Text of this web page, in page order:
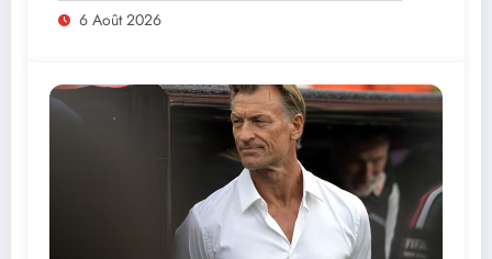
PREND PART À LA CÉRÉMONIE
6 Août 2026